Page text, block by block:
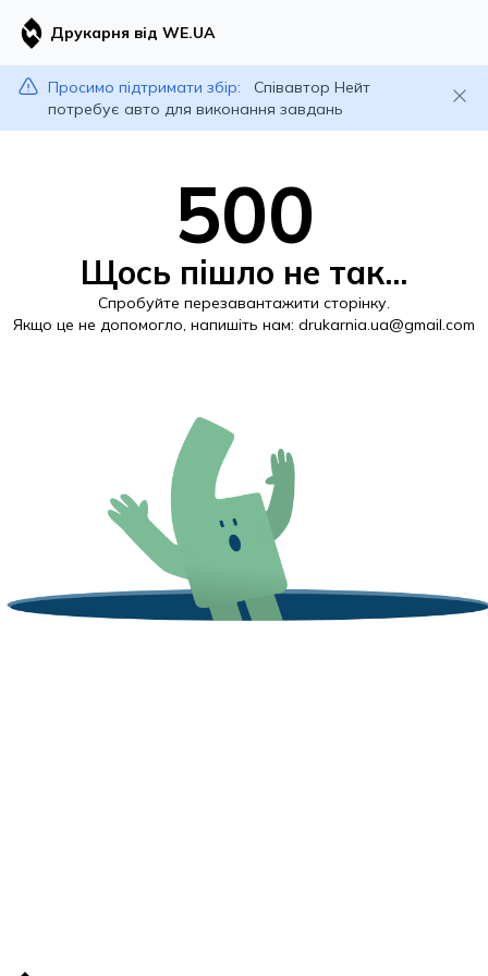
Друкарня від WE.UA
Просимо підтримати збір:
Співавтор Нейт
потребує авто для виконання завдань
500
Щось пішло не так...
Спробуйте перезавантажити сторінку.
Якщо це не допомогло, напишіть нам: drukarnia.ua@gmail.com